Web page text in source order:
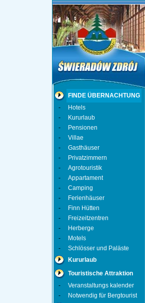
FINDE ÜBERNACHTUNG
-
Hotels
-
Kururlaub
-
Pensionen
-
Villae
-
Gasthäuser
-
Privatzimmern
-
Agrotouristik
-
Appartament
-
Camping
-
Ferienhäuser
-
Finn Hütten
-
Freizeitzentren
-
Herberge
-
Motels
-
Schlösser und Paläste
Kururlaub
Touristische Attraktion
-
Veranstaltungs kalender
-
Notwendig für Bergtourist